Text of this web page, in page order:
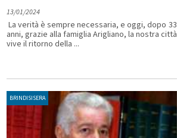
13/01/2024
La verità è sempre necessaria, e oggi, dopo 33
anni, grazie alla famiglia Arigliano, la nostra città
vive il ritorno della ...
BRINDISISERA